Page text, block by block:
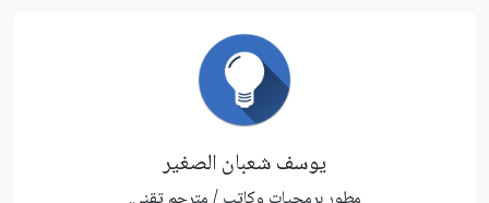
يوسف شعبان الصغير